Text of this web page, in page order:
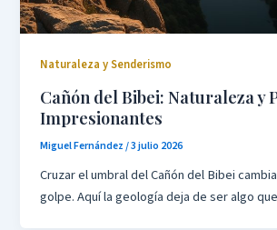
Naturaleza y Senderismo
Cañón del Bibei: Naturaleza y
Impresionantes
Miguel Fernández/3 julio 2026
Cruzar el umbral del Cañón del Bibei
golpe. Aquí la geología deja de ser algo que